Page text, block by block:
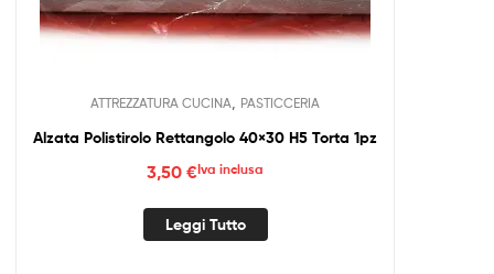
ATTREZZATURA CUCINA PASTICCERIA
Alzata Polistirolo Rettangolo 40×30 H5 Torta 1pz
3,50 €Iva inclusa
Leggi Tutto